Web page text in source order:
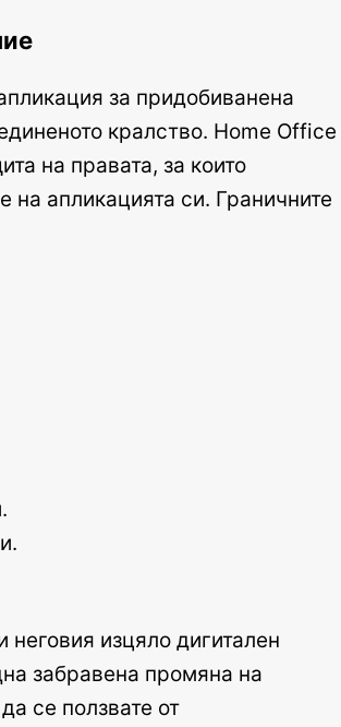
за придобиванена
кралство. Home Office
на правата, за които
на апликацията си. Граничните
изцяло дигитален
забравена промяна на
се ползвате от